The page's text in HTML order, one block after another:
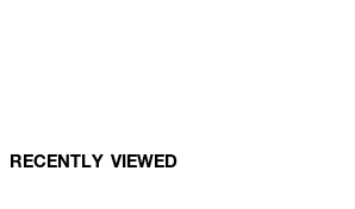
RECENTLY VIEWED